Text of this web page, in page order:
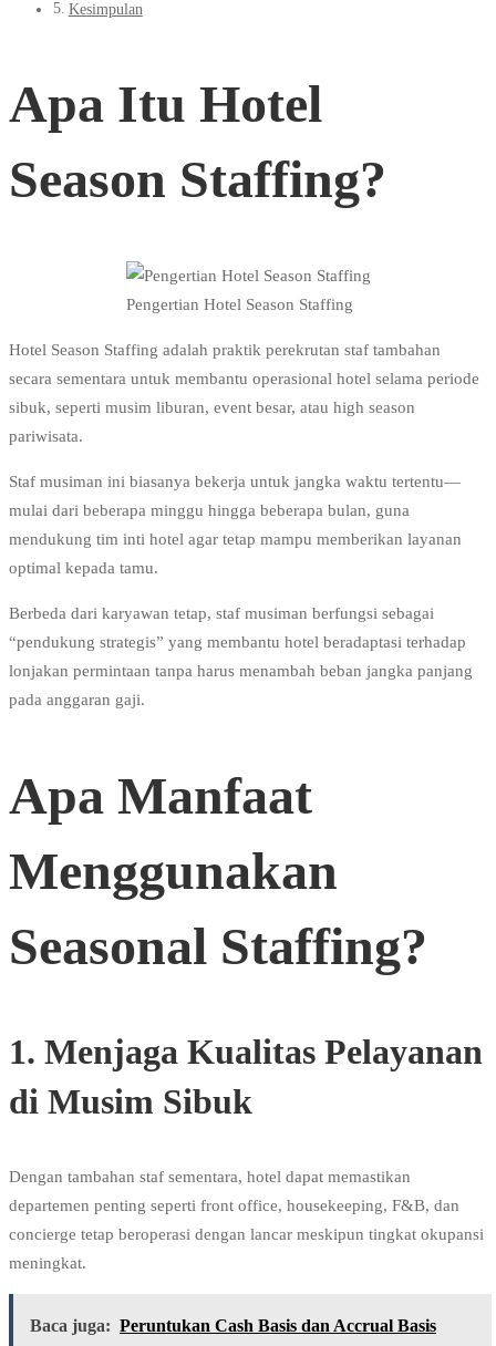
Kesimpulan
Apa Itu Hotel
Season Staffing?
Pengertian Hotel Season Staffing
Hotel Season Staffing adalah praktik perekrutan staf tambahan
secara sementara untuk membantu operasional hotel selama periode
sibuk, seperti musim liburan, event besar, atau high season
pariwisata.
Staf musiman ini biasanya bekerja untuk jangka waktu tertentu—
mulai dari beberapa minggu hingga beberapa bulan, guna
mendukung tim inti hotel agar tetap mampu memberikan layanan
optimal kepada tamu.
Berbeda dari karyawan tetap, staf musiman berfungsi sebagai
“pendukung strategis” yang membantu hotel beradaptasi terhadap
lonjakan permintaan tanpa harus menambah beban jangka panjang
pada anggaran gaji.
Apa Manfaat
Menggunakan
Seasonal Staffing?
1. Menjaga Kualitas Pelayanan
di Musim Sibuk
Dengan tambahan staf sementara, hotel dapat memastikan
departemen penting seperti front office, housekeeping, F&B, dan
concierge tetap beroperasi dengan lancar meskipun tingkat okupansi
meningkat.
Baca juga: Peruntukan Cash Basis dan Accrual Basis